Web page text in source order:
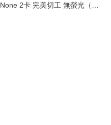
None 2卡 完美切工 無螢光（附